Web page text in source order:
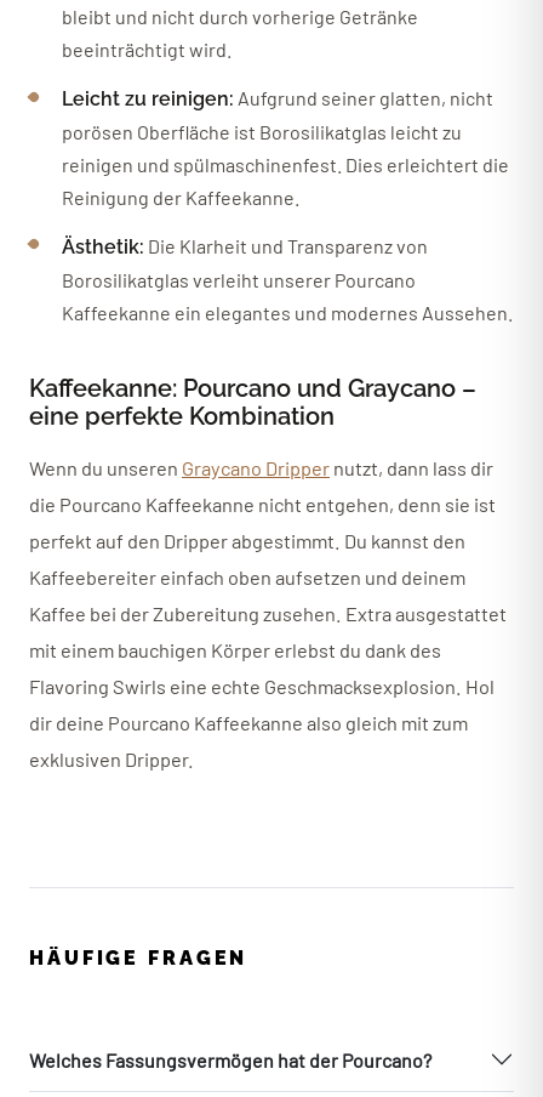
bleibt und nicht durch vorherige Getränke
beeinträchtigt wird.
Leicht zu reinigen: Aufgrund seiner glatten, nicht
porösen Oberfläche ist Borosilikatglas leicht zu
reinigen und spülmaschinenfest. Dies erleichtert die
Reinigung der Kaffeekanne.
Ästhetik: Die Klarheit und Transparenz von
Borosilikatglas verleiht unserer Pourcano
Kaffeekanne ein elegantes und modernes Aussehen.
Kaffeekanne: Pourcano und Graycano –
eine perfekte Kombination
Wenn du unseren Graycano Dripper nutzt, dann lass dir
die Pourcano Kaffeekanne nicht entgehen, denn sie ist
perfekt auf den Dripper abgestimmt. Du kannst den
Kaffeebereiter einfach oben aufsetzen und deinem
Kaffee bei der Zubereitung zusehen. Extra ausgestattet
mit einem bauchigen Körper erlebst du dank des
Flavoring Swirls eine echte Geschmacksexplosion. Hol
dir deine Pourcano Kaffeekanne also gleich mit zum
exklusiven Dripper.
HÄUFIGE FRAGEN
Welches Fassungsvermögen hat der Pourcano?